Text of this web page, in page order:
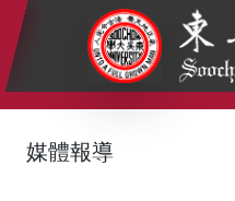
:::
媒體報導